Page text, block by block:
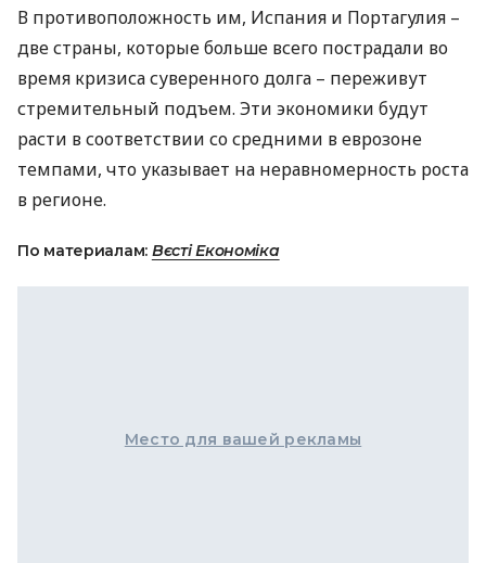
В противоположность им, Испания и Портагулия –
две страны, которые больше всего пострадали во
время кризиса суверенного долга – переживут
стремительный подъем. Эти экономики будут
расти в соответствии со средними в еврозоне
темпами, что указывает на неравномерность роста
в регионе.
По материалам: Вєсті Економіка
Место для вашей рекламы